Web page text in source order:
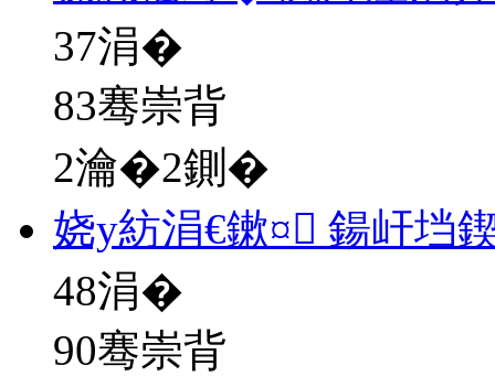
37涓�
83骞崇背
2瀹�2鍘�
娆у紡涓€鏉¤ 鍚屽垱
48涓�
90骞崇背